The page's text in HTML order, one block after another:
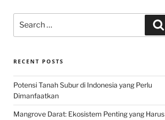
for:
RECENT POSTS
Potensi Tanah Subur di Indonesia yang Perlu
Dimanfaatkan
Mangrove Darat: Ekosistem Penting yang Harus